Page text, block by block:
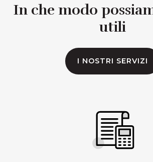
In che modo
utili
I NOSTRI SERVIZI